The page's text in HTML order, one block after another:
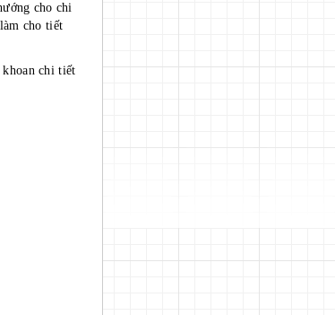
cho chi
cho tiết
chi tiết